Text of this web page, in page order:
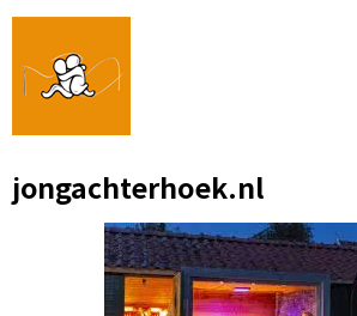
Skip
content
jongachterhoek.nl